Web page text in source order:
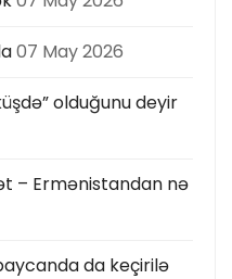
07 May 2026
olduğunu deyir
– Ermənistandan nə
da keçirilə